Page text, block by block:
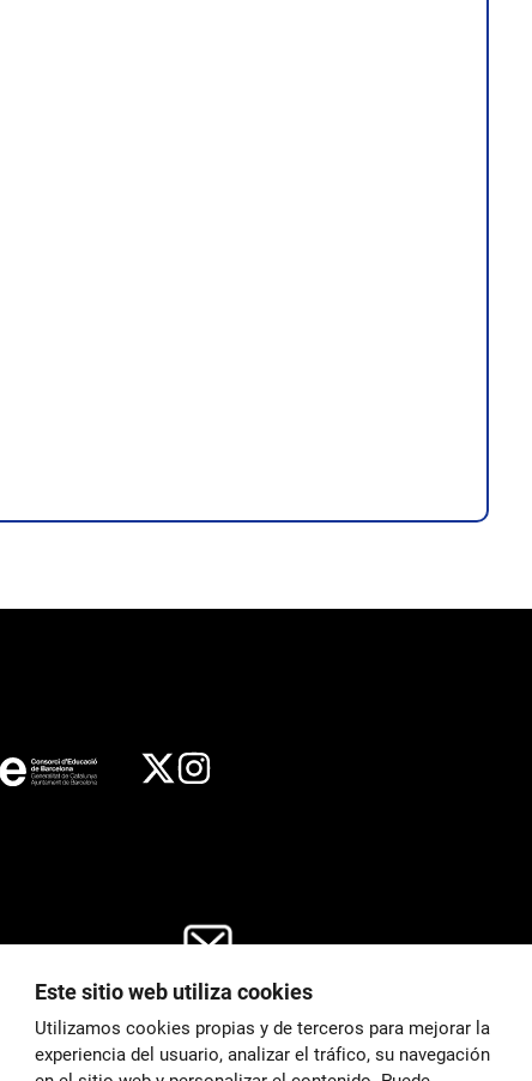
General
correu@escoladeltreball.org
Este sitio web utiliza cookies
Utilizamos cookies propias y de terceros para mejorar la
experiencia del usuario, analizar el tráfico, su navegación